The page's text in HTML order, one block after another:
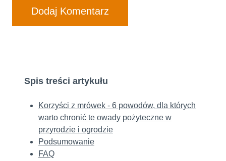
Spis treści artykułu
Korzyści z mrówek - 6 powodów, dla których
warto chronić te owady pożyteczne w
przyrodzie i ogrodzie
Podsumowanie
FAQ